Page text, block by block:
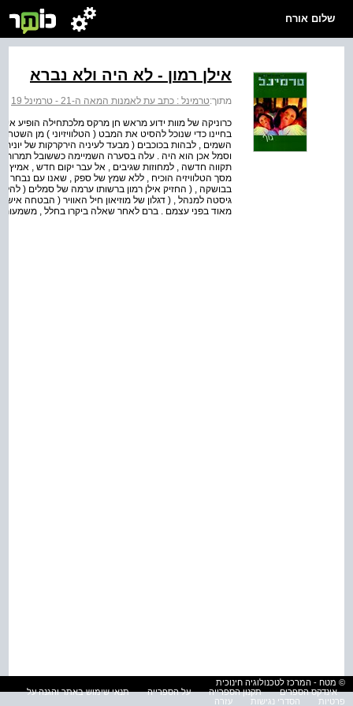
שלום אורח
אילן רמון - לא היה ולא נברא
מתוך:טרמינל : כתב עת לאמנות המאה ה-21 - טרמינל 19
כרוניקה של מוות ידוע מראש חן מרקס מלכתחילה הופיע
בחיינו כדי שנוכל להסיט את המבט ( הטלוויזיוני ) מן
השמים , לבהות בכוכבים ( מבעד לעיניה הירקרקות של
וסמל אכן הוא היה . עלה בסערה השמיימה כששובל תמרות
תקווה חדשה , למחוזות שגיבים , אל עבר יקום חדש , אמיץ
מסך הטלוויזיה הוכיח , ללא שמץ של ספק , שאנו עם נבחר
בבושקה , ( החזיק אילן רמון ברשותו ערמה של סמלים (
גיסטה למנהל , ( דגלון של מוזיאון חיל האוויר ( הבטחה
מאוד בפני עצמם . ברם לאחר שאלה ביקרו בחלל ,
© מטח - המרכז לטכנולוגיה חינוכית
אינדקס הספרים
תקנון הספרייה על הספרייה
תנאי שימוש באתר והגנה על
פרטיות
הסדרי נגישות עזרה